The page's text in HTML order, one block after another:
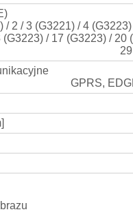
/ 2 / 3 (G3221) / 4
(G3223) / 17 (G3223) / 20
GPRS,